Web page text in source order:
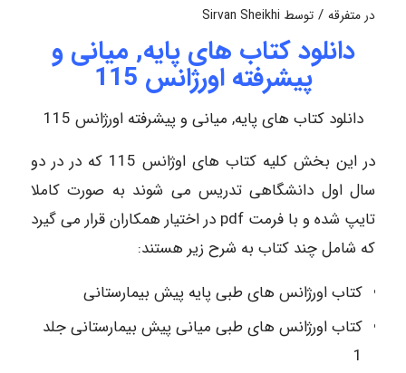
در متفرقه / توسط Sirvan Sheikhi
دانلود کتاب های پایه, میانی و
پیشرفته اورژانس 115
دانلود کتاب های پایه, میانی و پیشرفته اورژانس 115
در این بخش کلیه کتاب های اوژانس 115 که در در دو
سال اول دانشگاهی تدریس می شوند به صورت کاملا
تایپ شده و با فرمت pdf در اختیار همکاران قرار می گیرد
که شامل چند کتاب به شرح زیر هستند:
کتاب اورژانس های طبی پایه پیش بیمارستانی
کتاب اورژانس های طبی میانی پیش بیمارستانی جلد
1